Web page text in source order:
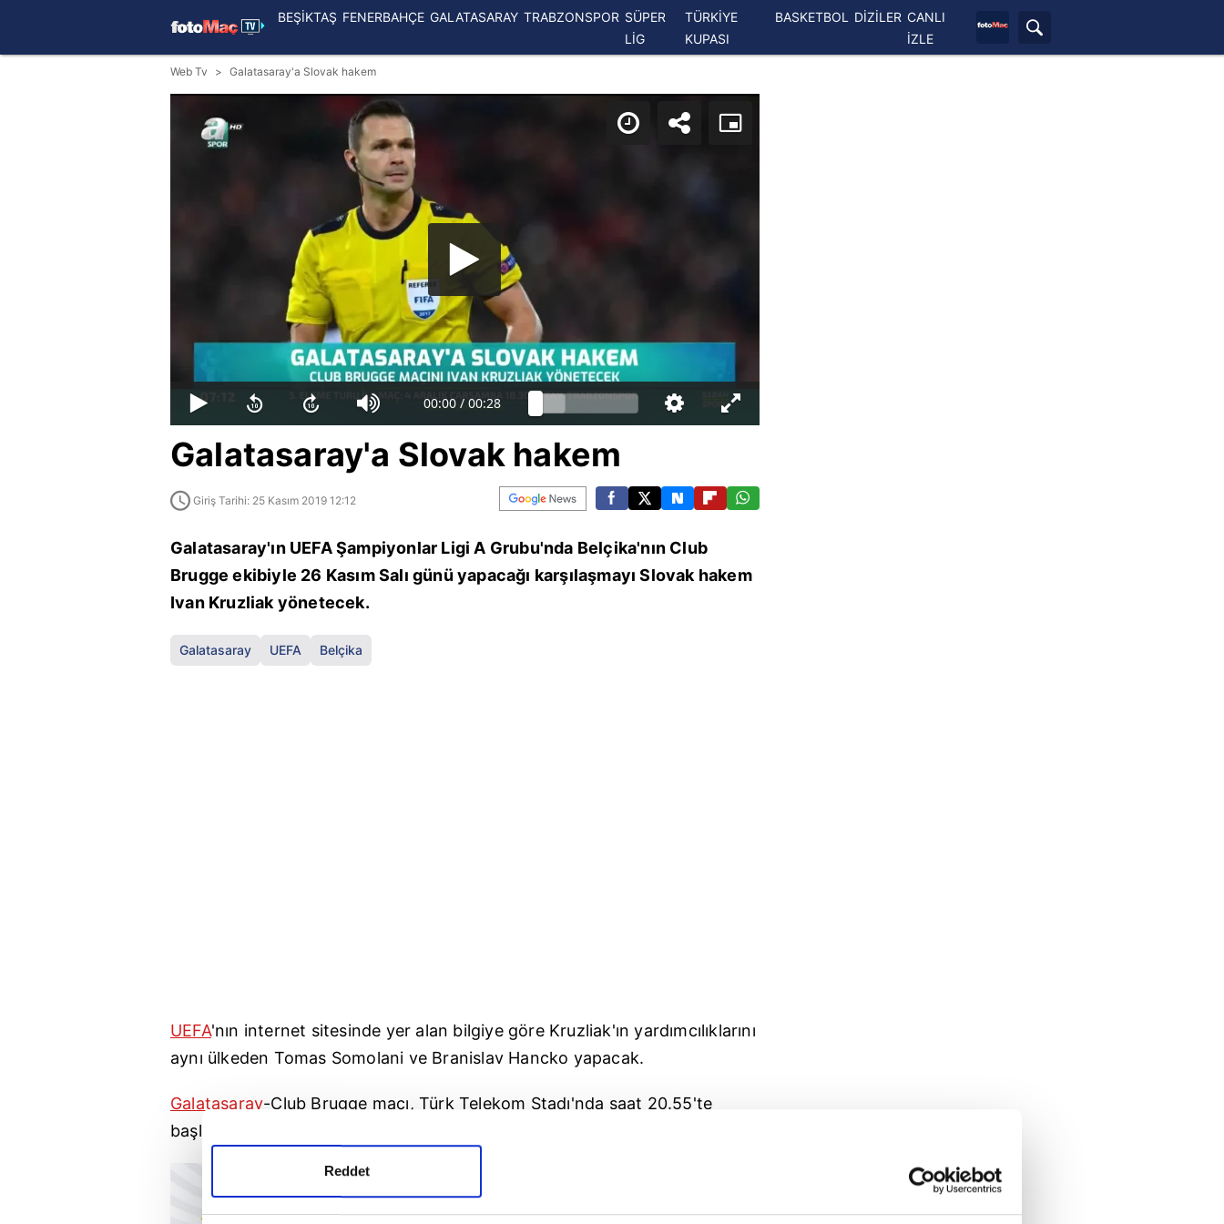
Reddet
BEŞİKTAŞ FENERBAHÇE GALATASARAY TRABZONSPOR SÜPER
LİG
TÜRKİYE
KUPASI
BASKETBOL DİZİLER CANLI
İZLE
Web Tv Galatasaray'a Slovak hakem
00:00 / 00:28
Galatasaray'a Slovak hakem
Giriş Tarihi: 25 Kasım 2019 12:12
Galatasaray'ın UEFA Şampiyonlar Ligi A Grubu'nda Belçika'nın Club
Brugge ekibiyle 26 Kasım Salı günü yapacağı karşılaşmayı Slovak hakem
Ivan Kruzliak yönetecek.
Galatasaray UEFA Belçika
UEFA'nın internet sitesinde yer alan bilgiye göre Kruzliak'ın yardımcılıklarını
aynı ülkeden Tomas Somolani ve Branislav Hancko yapacak.
Galatasaray-Club Brugge maçı, Türk Telekom Stadı'nda saat 20.55'te
başlayacak.